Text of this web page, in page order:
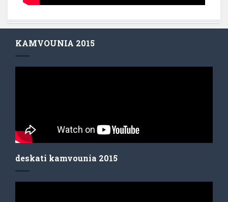
KAMVOUNIA 2015
deskati kamvounia 2015